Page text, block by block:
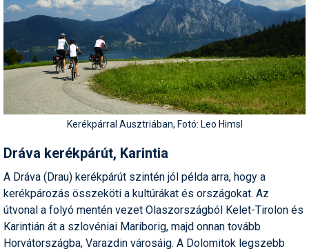
Kerékpárral Ausztriában, Fotó: Leo Himsl
Dráva kerékpárút, Karintia
A Dráva (Drau) kerékpárút szintén jól példa arra, hogy a
kerékpározás összeköti a kultúrákat és országokat. Az
útvonal a folyó mentén vezet Olaszországból Kelet-Tirolon és
Karintián át a szlovéniai Mariborig, majd onnan tovább
Horvátországba, Varazdin városáig. A Dolomitok legszebb